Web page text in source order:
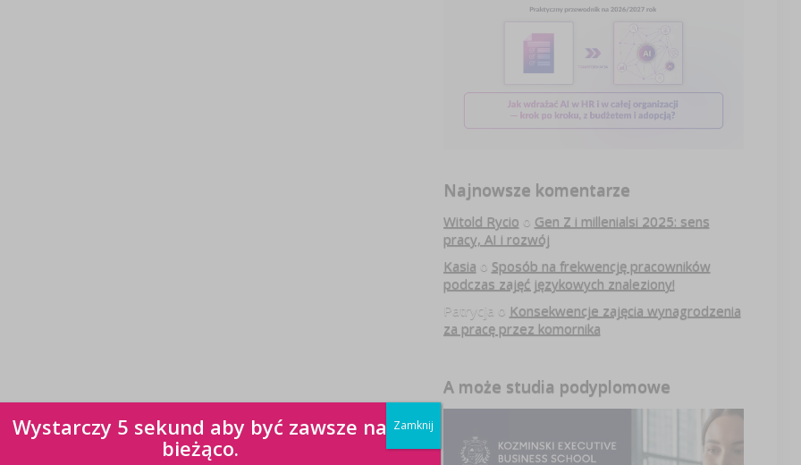
Najnowsze komentarze
Witold Rycio o Gen Z i millenialsi 2025: sens
pracy, AI i rozwój
Kasia o Sposób na frekwencję pracowników
podczas zajęć językowych znaleziony!
Patrycja o Konsekwencje zajęcia wynagrodzenia
za pracę przez komornika
A może studia podyplomowe
Wystarczy 5 sekund aby być zawsze na
bieżąco.
Zamknij